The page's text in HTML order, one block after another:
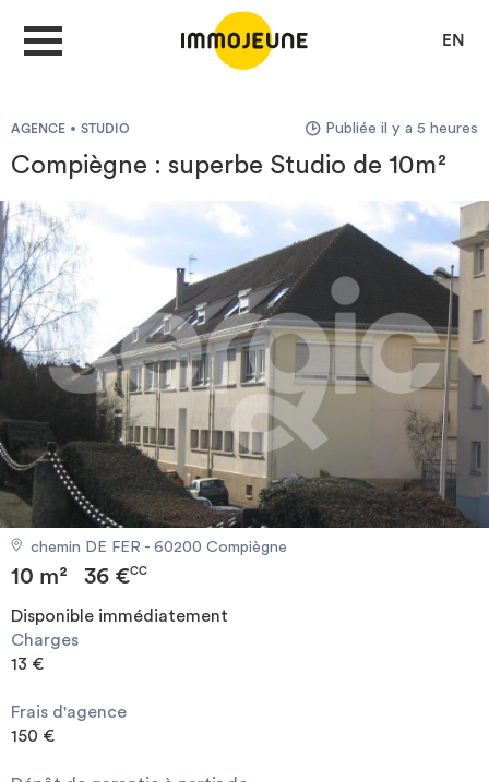
EN
DÉPOSER UNE ANNONCE
Je cherche un logement
Je propose un bien
Villes
Investir
Blog
AGENCE STUDIO Publiée il y a 5 heures
Compiègne : superbe Studio de 10m²
chemin DE FER - 60200 Compiègne
10 m² 36 €CC
Disponible immédiatement
Charges
13 €
Frais d'agence
150 €